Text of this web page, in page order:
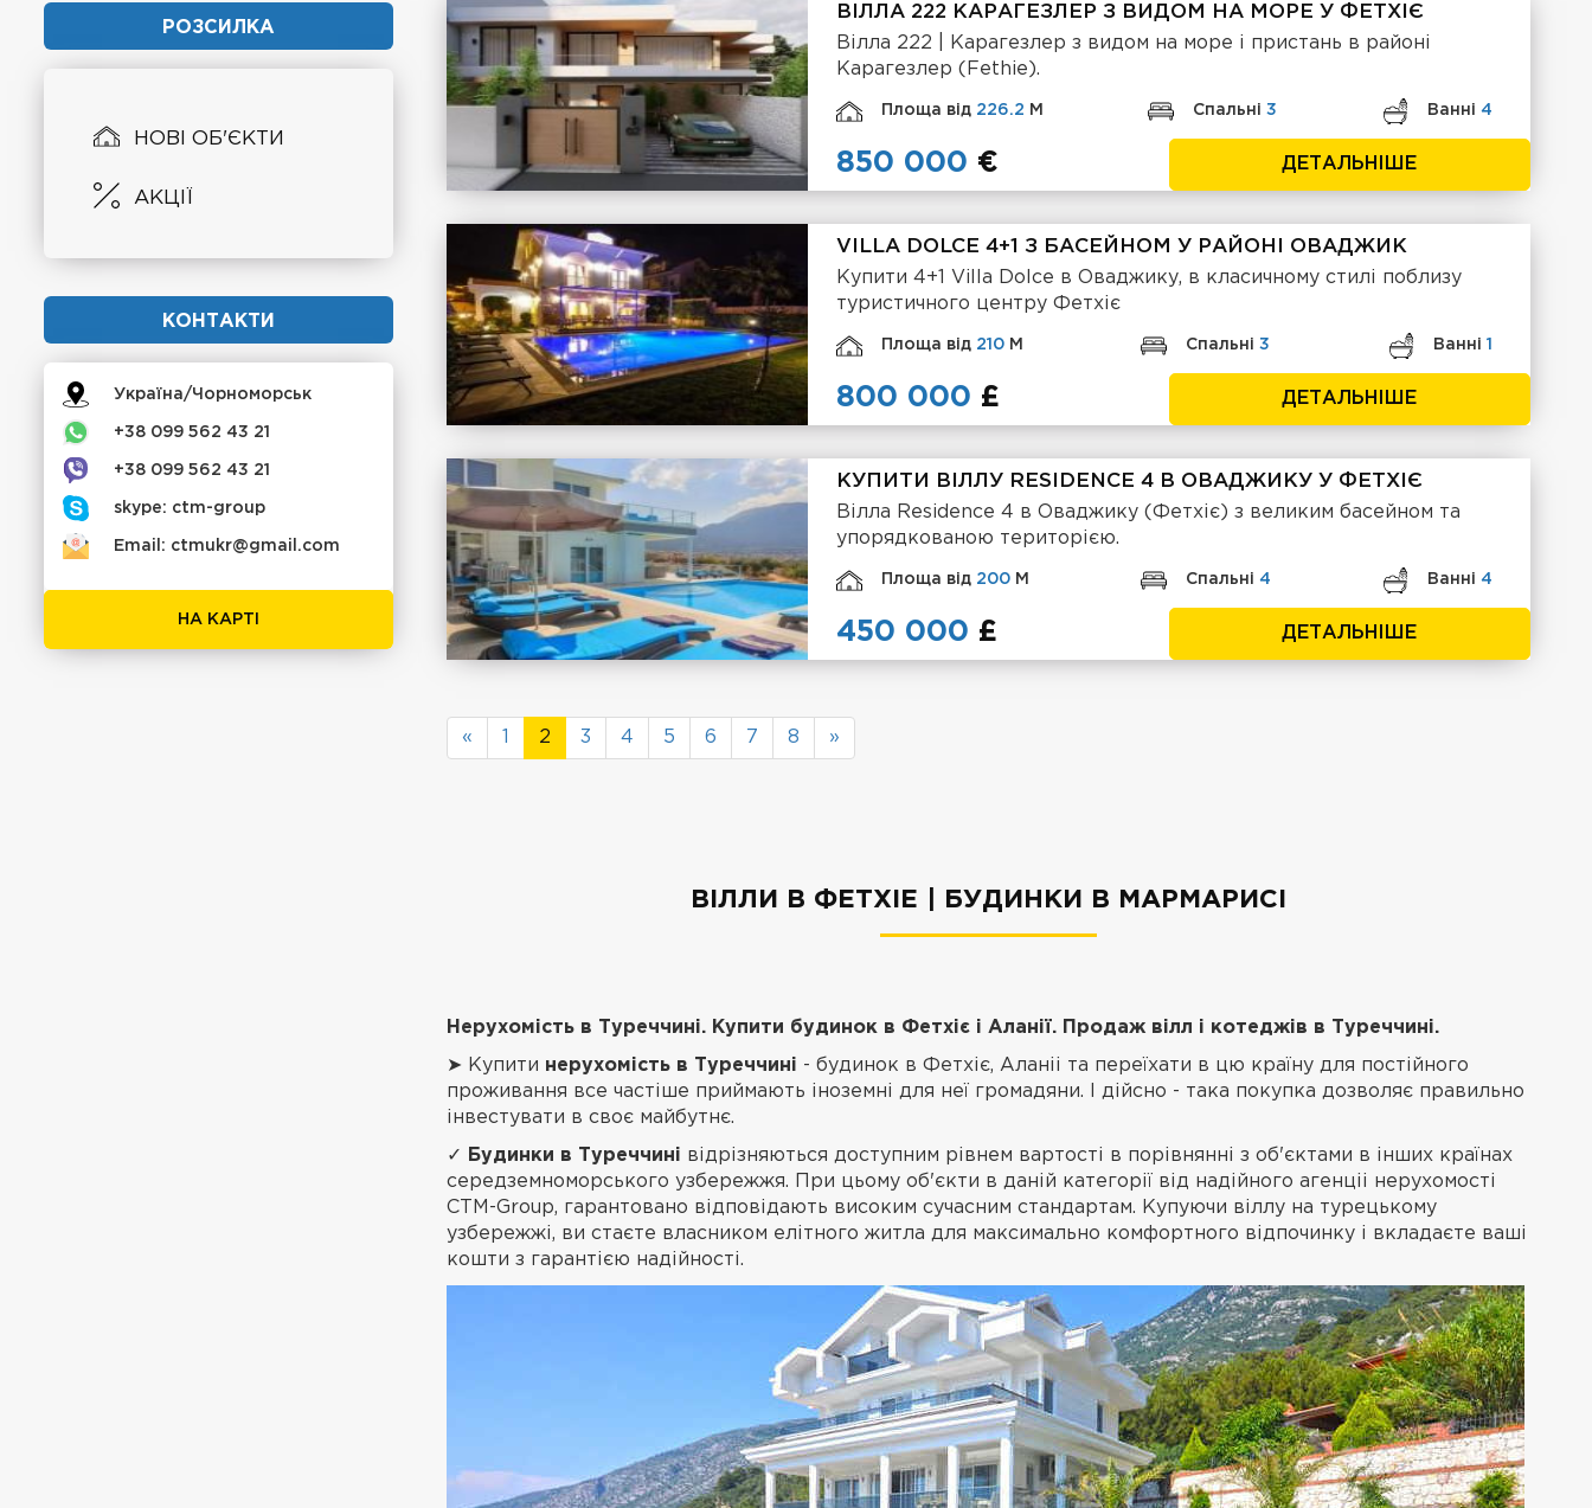
РОЗСИЛКА
НОВІ ОБ'ЄКТИ
АКЦІЇ
КОНТАКТИ
Україна/Чорноморськ
+38 099 562 43 21
+38 099 562 43 21
skype: ctm-group
Email: ctmukr@gmail.com
НА КАРТІ
ВІЛЛА 222 КАРАГЕЗЛЕР З ВИДОМ НА МОРЕ У ФЕТХІЄ
Вілла 222 | Карагезлер з видом на море і пристань в районі
Карагезлер (Fethie).
Площа від 226.2 М Спальні3 Ванні 4
850 000 € ДЕТАЛЬНІШЕ
VILLA DOLCE 4+1 З БАСЕЙНОМ У РАЙОНІ ОВАДЖИК
Купити 4+1 Villa Dolce в Оваджику, в класичному стилі поблизу
туристичного центру Фетхіє
Площа від 210 М Спальні3 Ванні 1
800 000 £ ДЕТАЛЬНІШЕ
КУПИТИ ВІЛЛУ RESIDENCE 4 В ОВАДЖИКУ У ФЕТХІЄ
Вілла Residence 4 в Оваджику (Фетхіє) з великим басейном та
упорядкованою територією.
Площа від 200 М Спальні 4 Ванні 4
450 000 £ ДЕТАЛЬНІШЕ
« 2 3 4 5 6 7 8 »
ВІЛЛИ В ФЕТХІЕ | БУДИНКИ В МАРМАРИСІ
Нерухомість в Туреччині. Купити будинок в Фетхіє і Аланії. Продаж вілл і котеджів в Туреччині.
➤ Купити нерухомість в Туреччині - будинок в Фетхіє, Аланіі та переїхати в цю країну для постійного
проживання все частіше приймають іноземні для неї громадяни. І дійсно - така покупка дозволяє правильно
інвестувати в своє майбутнє.
✓ Будинки в Туреччині відрізняються доступним рівнем вартості в порівнянні з об'єктами в інших країнах
середземноморського узбережжя. При цьому об'єкти в даній категорії від надійного агенціі нерухомості
CTM-Group, гарантовано відповідають високим сучасним стандартам. Купуючи віллу на турецькому
узбережжі, ви стаєте власником елітного житла для максимально комфортного відпочинку і вкладаєте ваші
кошти з гарантією надійності.